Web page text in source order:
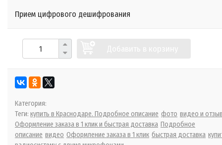
Прием цифрового дешифрования
Категория:
Теги: купить в Краснодаре. Подробное описание фото видео и
Оформление заказа в 1 клик и быстрая доставка Подробное
описание видео Оформление заказа в 1 клик быстрая доставка